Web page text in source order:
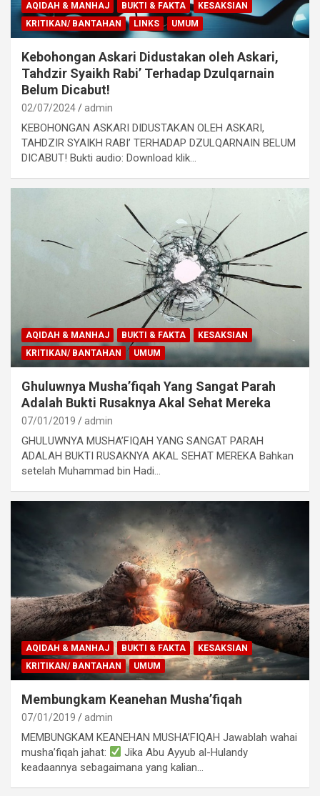
AQIDAH & MANHAJ BUKTI & FAKTA
KESAKSIAN
KRITIKAN/ BANTAHAN
LINKS UMUM
Kebohongan Askari Didustakan oleh Askari,
Tahdzir Syaikh Rabi’ Terhadap Dzulqarnain
Belum Dicabut!
02/07/2024 admin
KEBOHONGAN ASKARI DIDUSTAKAN OLEH ASKARI,
TAHDZIR SYAIKH RABI’ TERHADAP DZULQARNAIN BELUM
DICABUT! Bukti audio: Download klik…
AQIDAH & MANHAJ BUKTI & FAKTA
KESAKSIAN
KRITIKAN/ BANTAHAN
UMUM
Ghuluwnya Musha’fiqah Yang Sangat Parah
Adalah Bukti Rusaknya Akal Sehat Mereka
07/01/2019 admin
GHULUWNYA MUSHA’FIQAH YANG SANGAT PARAH
ADALAH BUKTI RUSAKNYA AKAL SEHAT MEREKA Bahkan
setelah Muhammad bin Hadi…
AQIDAH & MANHAJ BUKTI & FAKTA
KESAKSIAN
KRITIKAN/ BANTAHAN
UMUM
Membungkam Keanehan Musha’fiqah
07/01/2019 admin
MEMBUNGKAM KEANEHAN MUSHA’FIQAH Jawablah wahai
musha’fiqah jahat:
Jika Abu Ayyub al-Hulandy
keadaannya sebagaimana yang kalian…